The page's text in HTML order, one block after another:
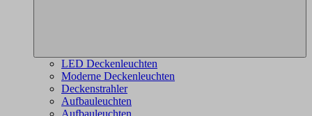
LED Deckenleuchten
Moderne Deckenleuchten
Deckenstrahler
Aufbauleuchten
Aufbauleuchten